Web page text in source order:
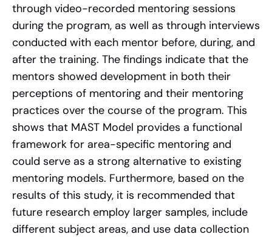
through video-recorded mentoring sessions
during the program, as well as through interviews
conducted with each mentor before, during, and
after the training. The findings indicate that the
mentors showed development in both their
perceptions of mentoring and their mentoring
practices over the course of the program. This
shows that MAST Model provides a functional
framework for area-specific mentoring and
could serve as a strong alternative to existing
mentoring models. Furthermore, based on the
results of this study, it is recommended that
future research employ larger samples, include
different subject areas, and use data collection